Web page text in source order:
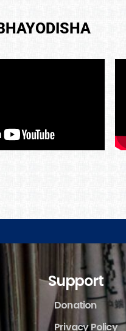
Support
Donation
Privacy Policy